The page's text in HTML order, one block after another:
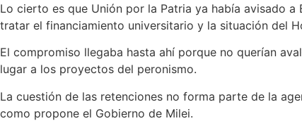
Lo cierto es que Unión por la Patria ya había avisado
tratar el financiamiento universitario y la situación del
El compromiso llegaba hasta ahí porque no querían
lugar a los proyectos del peronismo.
La cuestión de las retenciones no forma parte de la
como propone el Gobierno de Milei.